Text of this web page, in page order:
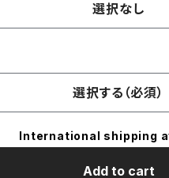
選択なし
選択する（必須）
International shipping
Add to cart